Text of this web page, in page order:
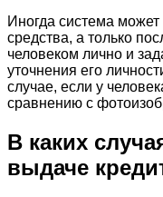
Иногда система
средства, а только
человеком лично и
уточнения его
случае, если у
сравнению с
В каких
выдаче